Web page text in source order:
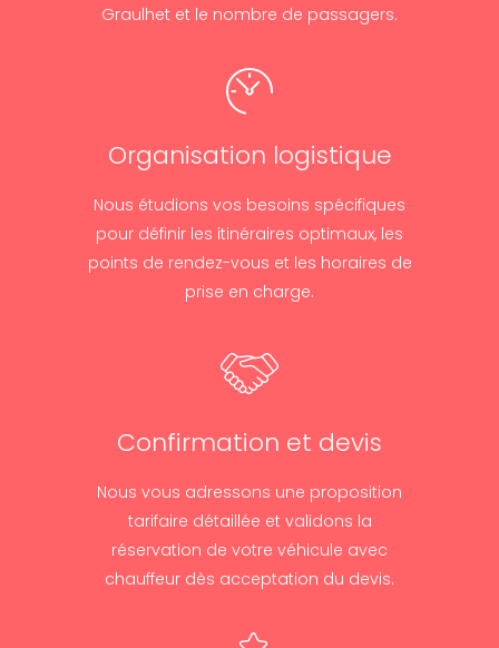
Graulhet et le nombre de passagers.
Organisation logistique
Nous étudions vos besoins spécifiques
pour définir les itinéraires optimaux, les
points de rendez-vous et les horaires de
prise en charge.
Confirmation et devis
Nous vous adressons une proposition
tarifaire détaillée et validons la
réservation de votre véhicule avec
chauffeur dès acceptation du devis.